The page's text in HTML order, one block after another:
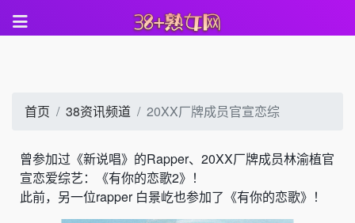
首页 38资讯频道 20XX厂牌成员官宣恋综
曾参加过《新说唱》的Rapper、 20XX厂牌成员林渝植官
宣恋爱综艺：《有你的恋歌2》！
此前，另一位rapper 白景屹也参加了《有你的恋歌》！